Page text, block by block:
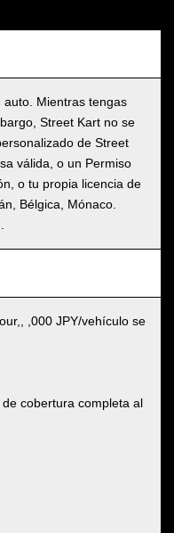
Mientras tengas
Street Kart no se
de Street
válida, o un Permiso
o tu propia licencia de
Bélgica, Mónaco.
,000 JPY/vehículo se
cobertura completa al